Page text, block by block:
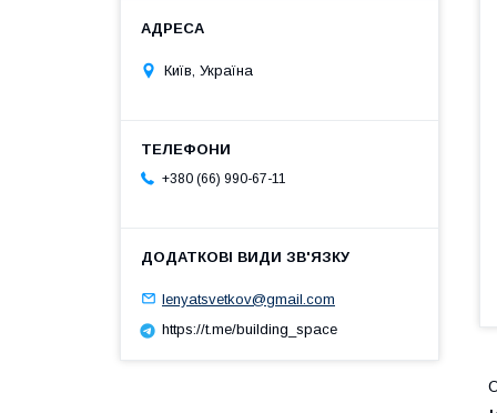
Київ, Україна
+380 (66) 990-67-11
lenyatsvetkov@gmail.com
https://t.me/building_space